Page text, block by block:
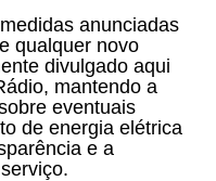
anunciadas
qualquer novo
divulgado aqui
mantendo a
eventuais
de energia elétrica
e a